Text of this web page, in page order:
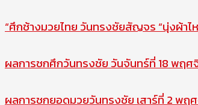
“ศึกช้างมวยไทย วันทรงชัยสัญจร “นุ่งผ้าไ
ผลการชกศึกวันทรงชัย วันจันทร์ที่ 18 พฤศ
ผลการชกยอดมวยวันทรงชัย เสาร์ที่ 2 พฤ